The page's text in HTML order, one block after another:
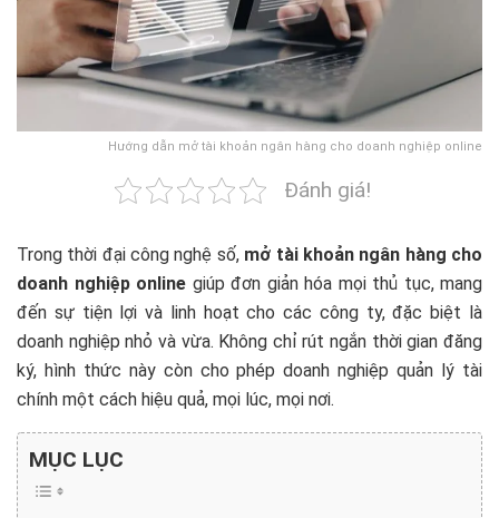
Hướng dẫn mở tài khoản ngân hàng cho doanh nghiệp online
Đánh giá!
Trong thời đại công nghệ số, mở tài khoản ngân hàng cho
doanh nghiệp online giúp đơn giản hóa mọi thủ tục, mang
đến sự tiện lợi và linh hoạt cho các công ty, đặc biệt là
doanh nghiệp nhỏ và vừa. Không chỉ rút ngắn thời gian đăng
ký, hình thức này còn cho phép doanh nghiệp quản lý tài
chính một cách hiệu quả, mọi lúc, mọi nơi.
MỤC LỤC